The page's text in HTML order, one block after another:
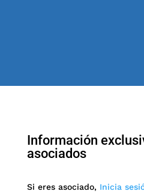
Información
asociados
Si eres asociado, Inicia